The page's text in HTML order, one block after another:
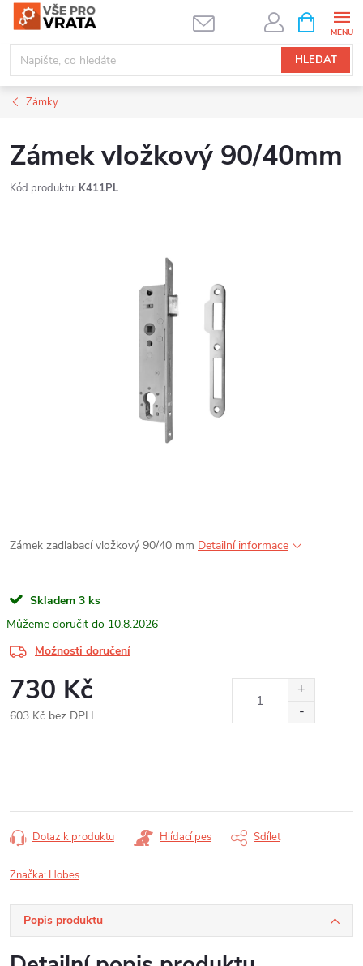
Přejít
obsah
HLEDAT
NÁKUPNÍ
KOŠÍK
Zámky
Zámek vložkový 90/40mm
Kód produktu: K411PL
Zámek zadlabací vložkový 90/40 mm Detailní informace
Skladem 3 ks
10.8.2026
Možnosti doručení
730 Kč
603 Kč bez DPH
Dotaz k produktu Hlídací pes Sdílet
Značka: Hobes
Popis produktu